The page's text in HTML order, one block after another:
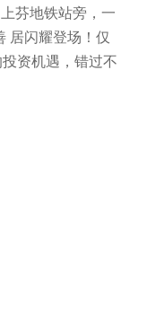
芬地铁站旁，一
居闪耀登场！仅
资机遇，错过不